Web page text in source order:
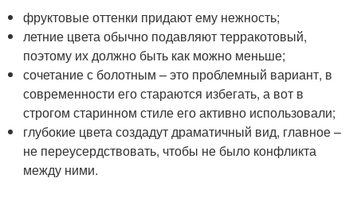
фруктовые оттенки придают ему нежность;
летние цвета обычно подавляют терракотовый,
поэтому их должно быть как можно меньше;
сочетание с болотным – это проблемный вариант, в
современности его стараются избегать, а вот в
строгом старинном стиле его активно использовали;
глубокие цвета создадут драматичный вид, главное –
не переусердствовать, чтобы не было конфликта
между ними.